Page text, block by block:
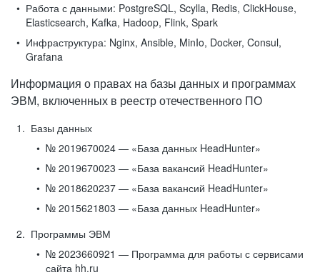
Работа с данными: PostgreSQL, Scylla, Redis, ClickHouse,
Elasticsearch, Kafka, Hadoop, Flink, Spark
Инфраструктура: Nginx, Ansible, MinIo, Docker, Consul,
Grafana
Информация о правах на базы данных и программах
ЭВМ, включенных в реестр отечественного ПО
Базы данных
№ 2019670024 — «База данных HeadHunter»
№ 2019670023 — «База вакансий HeadHunter»
№ 2018620237 — «База вакансий HeadHunter»
№ 2015621803 — «База данных HeadHunter»
Программы ЭВМ
№ 2023660921 — Программа для работы с сервисами
сайта hh.ru